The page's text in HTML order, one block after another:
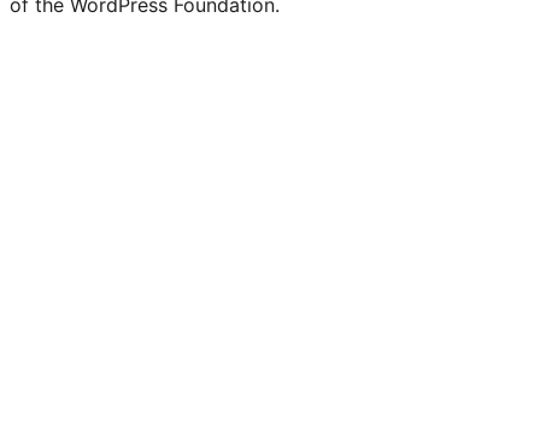
of the WordPress Foundation.